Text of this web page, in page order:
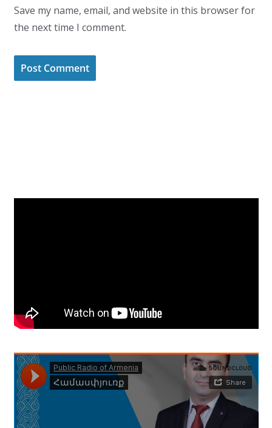
Save my name, email, and website in this browser for
the next time I comment.